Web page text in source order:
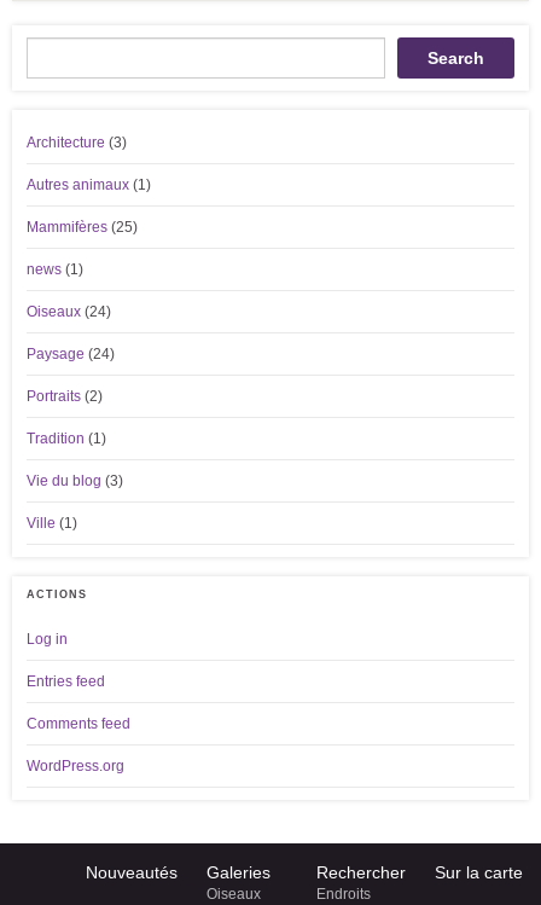
Search
Architecture (3)
Autres animaux (1)
Mammifères (25)
news (1)
Oiseaux (24)
Paysage (24)
Portraits (2)
Tradition (1)
Vie du blog (3)
Ville (1)
ACTIONS
Log in
Entries feed
Comments feed
WordPress.org
Nouveautés Galeries
Oiseaux
Rechercher
Endroits
Sur la carte